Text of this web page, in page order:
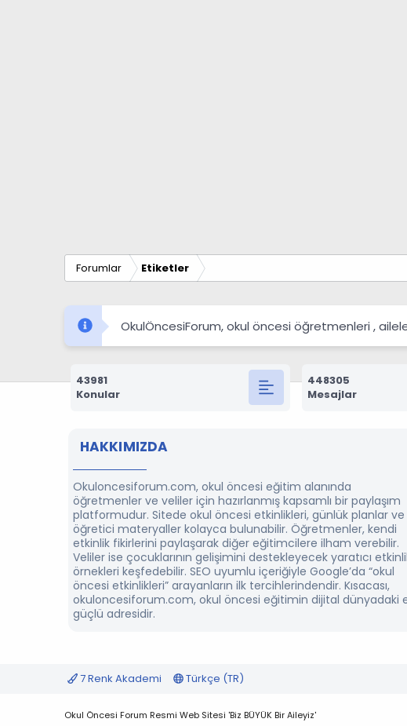
Forumlar Etiketler
OkulÖncesiForum, okul öncesi öğretmenleri ,
43981
Konular
448305
Mesajlar
HAKKIMIZDA
Okuloncesiforum.com, okul öncesi eğitim alanında
öğretmenler ve veliler için hazırlanmış kapsamlı bir paylaşım
platformudur. Sitede okul öncesi etkinlikleri, günlük planlar ve
öğretici materyaller kolayca bulunabilir. Öğretmenler, kendi
etkinlik fikirlerini paylaşarak diğer eğitimcilere ilham verebilir.
Veliler ise çocuklarının gelişimini destekleyecek yaratıcı
örnekleri keşfedebilir. SEO uyumlu içeriğiyle Google’da “okul
öncesi etkinlikleri” arayanların ilk tercihlerindendir. Kısacası,
okuloncesiforum.com, okul öncesi eğitimin dijital dünyadaki
güçlü adresidir.
7 Renk Akademi Türkçe (TR)
Okul Öncesi Forum Resmi Web Sitesi 'Biz BÜYÜK Bir Aileyiz'